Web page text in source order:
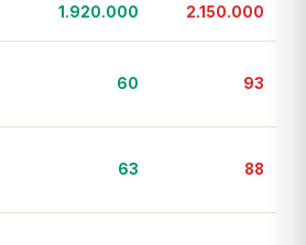
1.920.000 2.150.000
60 93
63 88